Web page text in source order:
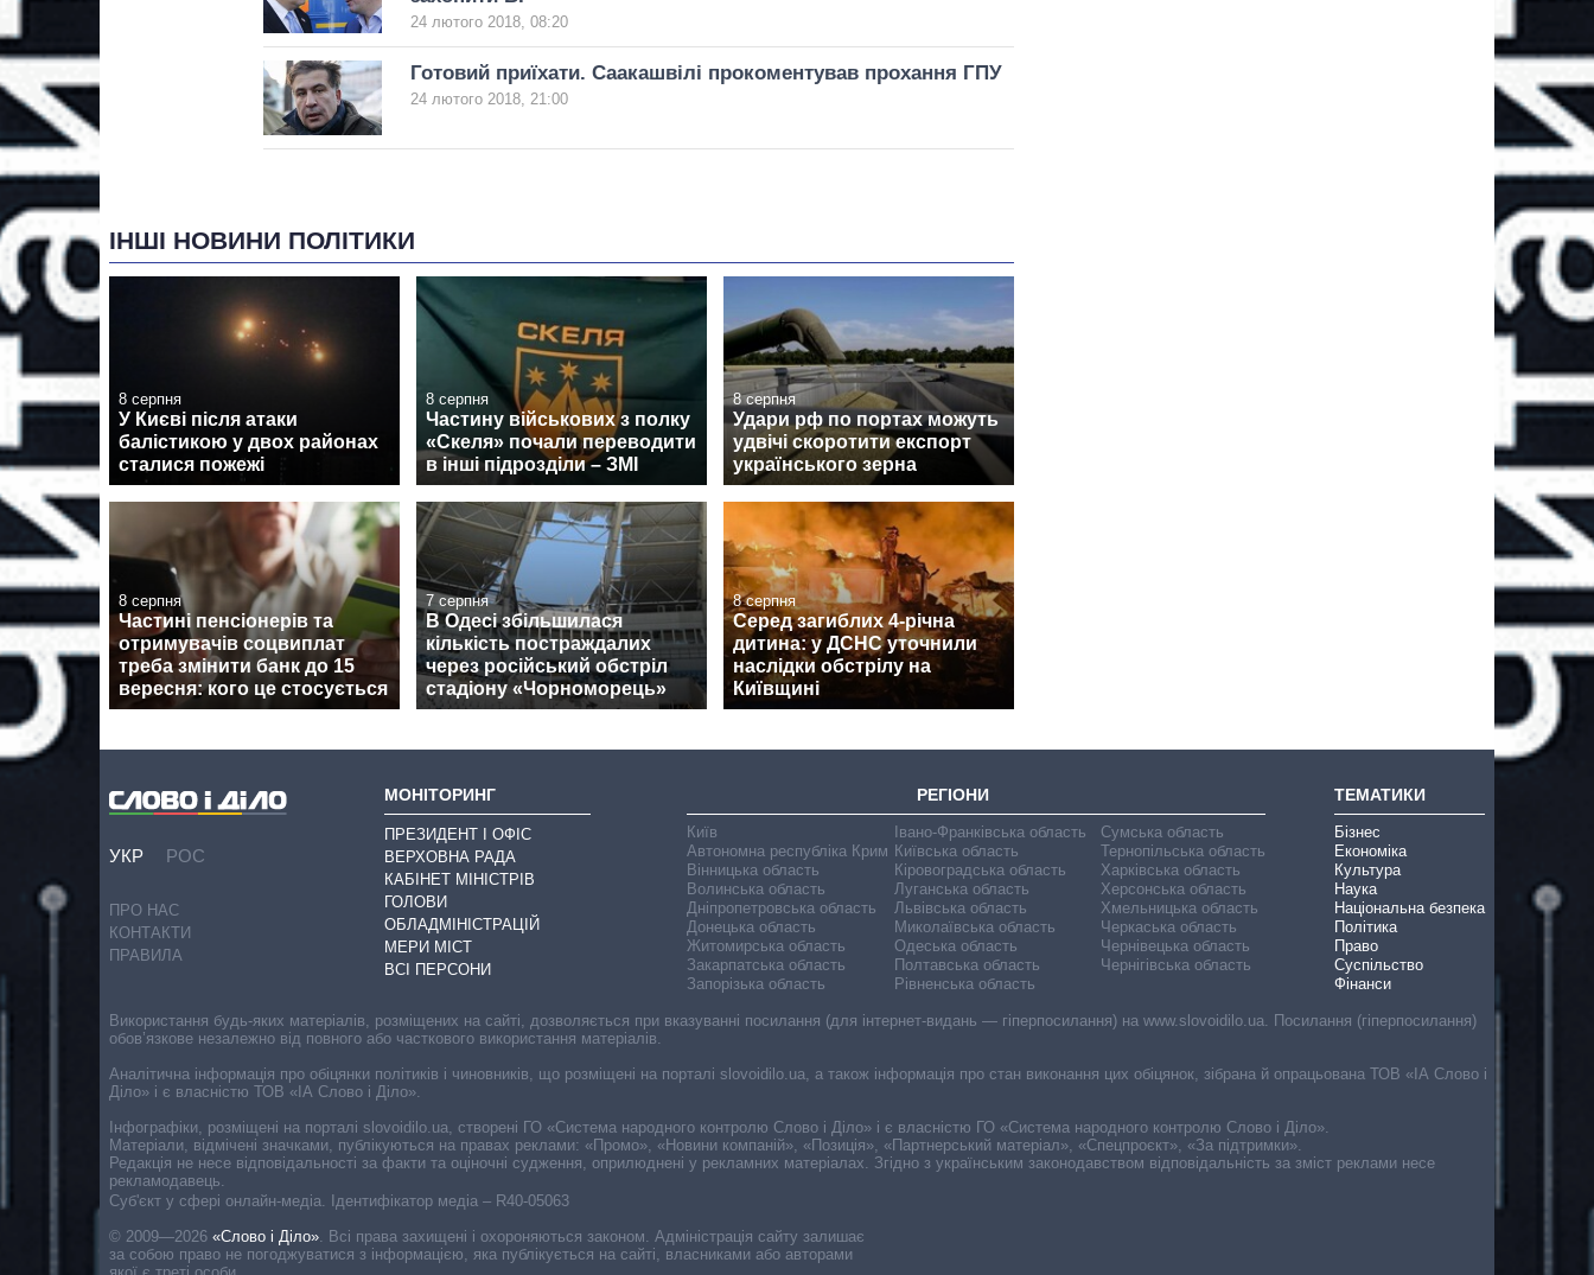
24 лютого 2018, 08:20
Готовий приїхати. Саакашвілі прокоментував прохання ГПУ
24 лютого 2018, 21:00
ІНШІ НОВИНИ ПОЛІТИКИ
8 серпня
У Києві після атаки
балістикою у двох районах
сталися пожежі
8 серпня
Частину військових з полку
«Скеля» почали переводити
в інші підрозділи – ЗМІ
8 серпня
Удари рф по портах можуть
удвічі скоротити експорт
українського зерна
8 серпня
Частині пенсіонерів та
отримувачів соцвиплат
треба змінити банк до 15
вересня: кого це стосується
7 серпня
В Одесі збільшилася
кількість постраждалих
через російський обстріл
стадіону «Чорноморець»
8 серпня
Серед загиблих 4-річна
дитина: у ДСНС уточнили
наслідки обстрілу на
Київщині
УКР РОС
ПРО НАС
КОНТАКТИ
ПРАВИЛА
МОНІТОРИНГ
ПРЕЗИДЕНТ І ОФІС
ВЕРХОВНА РАДА
КАБІНЕТ МІНІСТРІВ
ГОЛОВИ
ОБЛАДМІНІСТРАЦІЙ
МЕРИ МІСТ
ВСІ ПЕРСОНИ
РЕГІОНИ
Київ
Автономна республіка Крим
Вінницька область
Волинська область
Дніпропетровська область
Донецька область
Житомирська область
Закарпатська область
Запорізька область
Івано-Франківська область
Київська область
Кіровоградська область
Луганська область
Львівська область
Миколаївська область
Одеська область
Полтавська область
Рівненська область
Сумська область
Тернопільська область
Харківська область
Херсонська область
Хмельницька область
Черкаська область
Чернівецька область
Чернігівська область
ТЕМАТИКИ
Бізнес
Економіка
Культура
Наука
Національна безпека
Політика
Право
Суспільство
Фінанси
Cуб'єкт у сфері онлайн-медіа. Ідентифікатор медіа – R40-05063
© 2009—2026 «Слово і Діло». Всі права захищені і охороняються законом. Адміністрація сайту залишає
за собою право не погоджуватися з інформацією, яка публікується на сайті, власниками або авторами
Використання будь-яких матеріалів, розміщених на сайті, дозволяється при вказуванні посилання (для інтернет-видань — гіперпосилання) на www.slovoidilo.ua. Посилання (гіперпосилання)
обов’язкове незалежно від повного або часткового використання матеріалів.
Аналітична інформація про обіцянки політиків і чиновників, що розміщені на порталі slovoidilo.ua, а також інформація про стан виконання цих обіцянок, зібрана й опрацьована ТОВ «ІА Слово і
Діло» і є власністю ТОВ «ІА Слово і Діло».
Інфографіки, розміщені на порталі slovoidilo.ua, створені ГО «Система народного контролю Слово і Діло» і є власністю ГО «Система народного контролю Слово і Діло».
Матеріали, відмічені значками, публікуються на правах реклами: «Промо», «Новини компаній», «Позиція», «Партнерський матеріал», «Спецпроєкт», «За підтримки».
Редакція не несе відповідальності за факти та оціночні судження, оприлюднені у рекламних матеріалах. Згідно з українським законодавством відповідальність за зміст реклами несе
рекламодавець.